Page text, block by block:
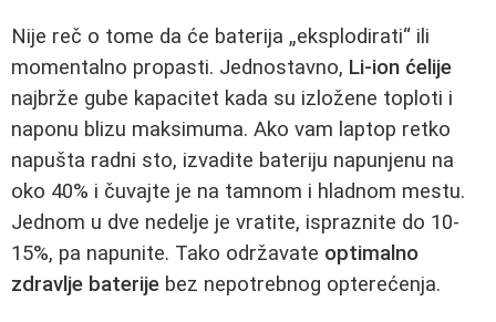
Nije reč o tome da će baterija „eksplodirati“ ili
momentalno propasti. Jednostavno, Li-ion ćelije
najbrže gube kapacitet kada su izložene toploti i
naponu blizu maksimuma. Ako vam laptop retko
napušta radni sto, izvadite bateriju napunjenu na
oko 40% i čuvajte je na tamnom i hladnom mestu.
Jednom u dve nedelje je vratite, ispraznite do 10-
15%, pa napunite. Tako održavate optimalno
zdravlje baterije bez nepotrebnog opterećenja.